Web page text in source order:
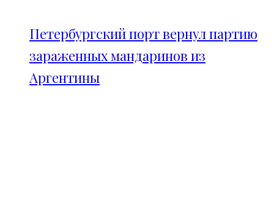
Петербургский порт вернул партию
зараженных мандаринов из
Аргентины